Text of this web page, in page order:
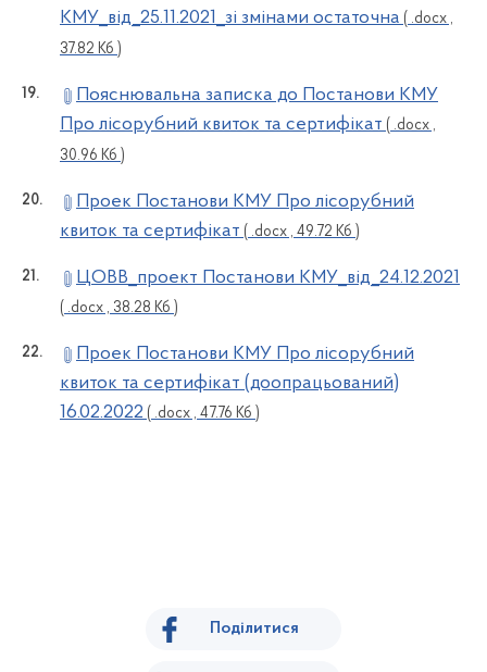
КМУ_від_25.11.2021_зі змінами остаточна ( .docx ,
37.82 Кб )
Пояснювальна записка до Постанови КМУ
Про лісорубний квиток та сертифікат ( .docx ,
30.96 Кб )
Проек Постанови КМУ Про лісорубний
квиток та сертифікат ( .docx , 49.72 Кб )
ЦОВВ_проект Постанови КМУ_від_24.12.2021
( .docx , 38.28 Кб )
Проек Постанови КМУ Про лісорубний
квиток та сертифікат (доопрацьований)
16.02.2022 ( .docx , 47.76 Кб )
Поділитися